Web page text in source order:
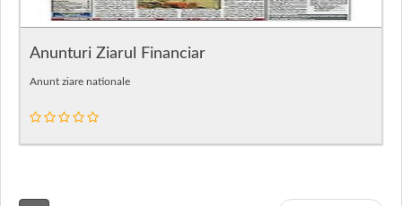
Anunturi Ziarul Financiar
Anunt ziare nationale